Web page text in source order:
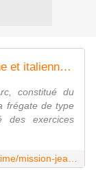
Exercice avec les marines américaine et italienne pour le groupe Jeanne d'Arc
constitué du
frégate de type
des exercices